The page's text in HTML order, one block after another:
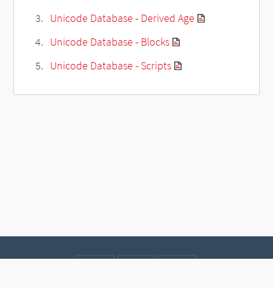
Unicode Database - Derived Age
Unicode Database - Blocks
Unicode Database - Scripts